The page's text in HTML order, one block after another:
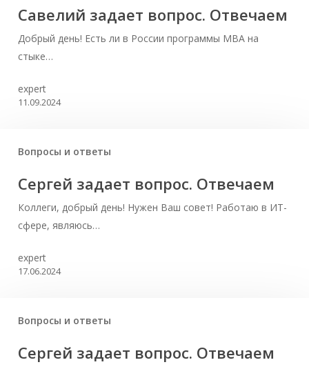
Савелий задает вопрос. Отвечаем
Добрый день! Есть ли в России программы MBA на
стыке…
expert
11.09.2024
Вопросы и ответы
Сергей задает вопрос. Отвечаем
Коллеги, добрый день! Нужен Ваш совет! Работаю в ИТ-
сфере, являюсь…
expert
17.06.2024
Вопросы и ответы
Сергей задает вопрос. Отвечаем